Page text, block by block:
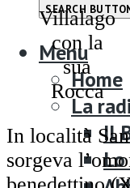
SEARCH
Menu
Home
La
Il
Villalago
con la
sua
Rocca
In località
sorgeva